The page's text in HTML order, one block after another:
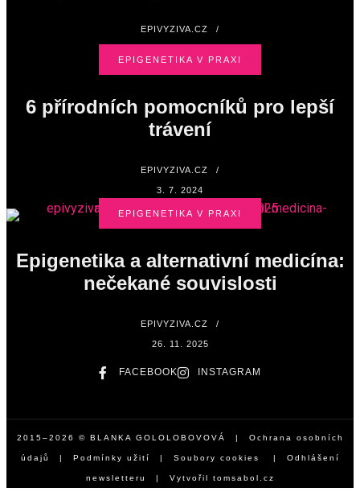
EPIVYZIVA.CZ /
EPIGENETIKA V PRAXI
6 přírodních pomocníků pro lepší
trávení
EPIVYZIVA.CZ /
3. 7. 2024
EPIGENETIKA V PRAXI
Epigenetika a alternativní medicína:
nečekané souvislosti
EPIVYZIVA.CZ /
26. 11. 2025
FACEBOOK INSTAGRAM
2015–2026 © BLANKA GOLOLOBOVOVÁ | Ochrana osobních
údajů Podmínky užití Soubory cookies Odhlášení
newsletteru | Vytvořil tomsabol.cz